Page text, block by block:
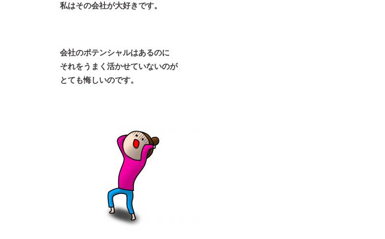
私はその会社が大好きです。
会社のポテンシャルはあるのに
それをうまく活かせていないのが
とても悔しいのです。